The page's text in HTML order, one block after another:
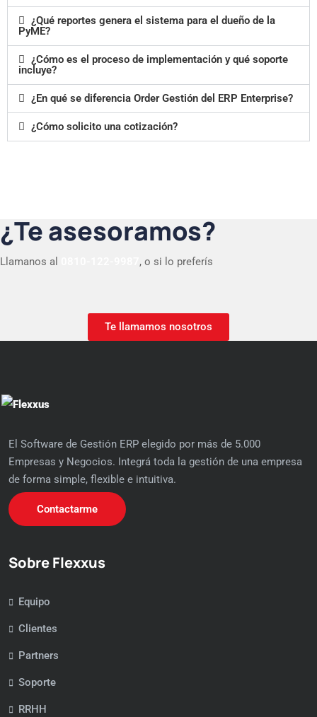
¿Qué reportes genera el sistema para el dueño de la
PyME?
¿Cómo es el proceso de implementación y qué soporte
incluye?
¿En qué se diferencia Order Gestión del ERP Enterprise?
¿Cómo solicito una cotización?
¿Te asesoramos?
Llamanos al , o si lo preferís
Te llamamos nosotros
El Software de Gestión ERP elegido por más de 5.000
Empresas y Negocios. Integrá toda la gestión de una empresa
de forma simple, flexible e intuitiva.
Contactarme
Sobre Flexxus
Equipo
Clientes
Partners
Soporte
RRHH